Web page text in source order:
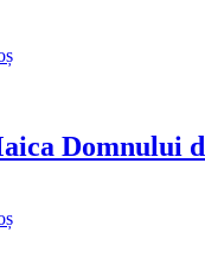
Domnului